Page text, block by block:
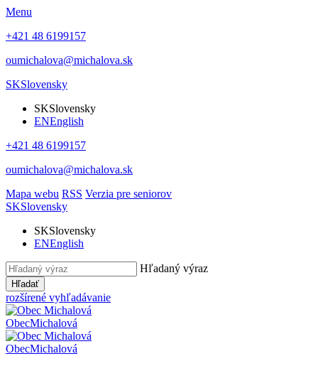
Menu
+421 48 6199157
oumichalova@michalova.sk
SKSlovensky
SKSlovensky
ENEnglish
+421 48 6199157
oumichalova@michalova.sk
Mapa webu RSS Verzia pre seniorov
SKSlovensky
SKSlovensky
ENEnglish
Hľadaný výraz
Hľadať
rozšírené vyhľadávanie
ObecMichalová
ObecMichalová